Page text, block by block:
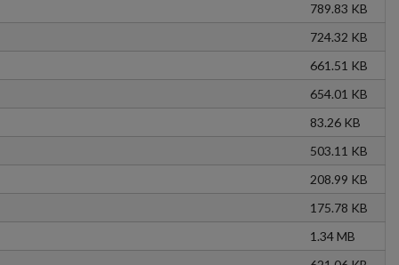
789.83 KB
724.32 KB
661.51 KB
654.01 KB
83.26 KB
503.11 KB
208.99 KB
175.78 KB
1.34 MB